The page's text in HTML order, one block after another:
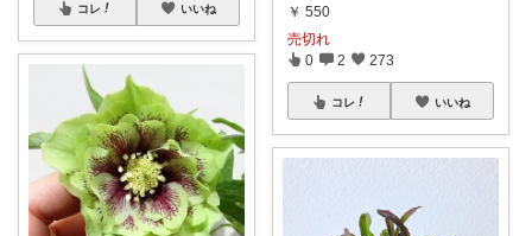
コレ いいね
￥ 550
売切れ
0 2 273
コレ いいね